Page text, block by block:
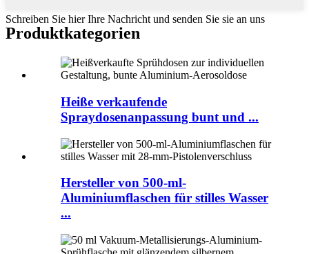
Schreiben Sie hier Ihre Nachricht und senden Sie sie an uns
Produktkategorien
Heiße verkaufende
Spraydosenanpassung bunt und ...
Hersteller von 500-ml-
Aluminiumflaschen für stilles Wasser
...